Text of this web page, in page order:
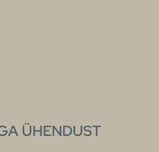
ÜHENDUST